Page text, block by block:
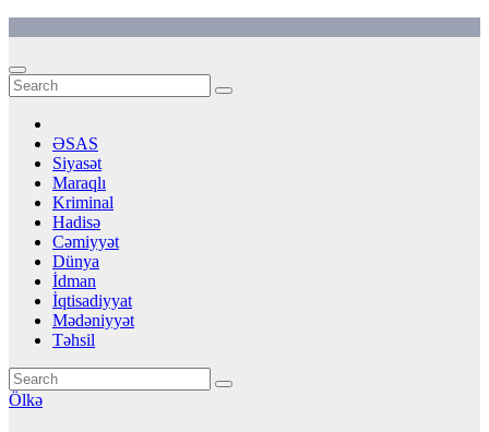
content
ƏSAS
Siyasət
Maraqlı
Kriminal
Hadisə
Cəmiyyət
Dünya
İdman
İqtisadiyyat
Mədəniyyət
Təhsil
Ölkə